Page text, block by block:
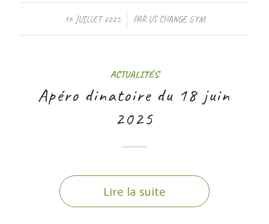
16 JUILLET 2025
/ PAR US CHANGE GYM
ACTUALITÉS
Apéro dinatoire du 18 juin
2025
Lire la suite